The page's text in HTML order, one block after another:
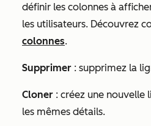
définir les colonnes à
les utilisateurs. Découvrez
colonnes.
Supprimer : supprimez la
Cloner : créez une nouvelle
les mêmes détails.